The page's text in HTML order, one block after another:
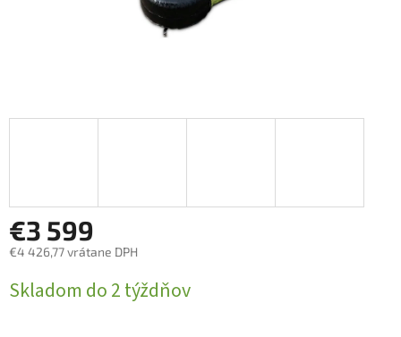
€3 599
€4 426,77 vrátane DPH
cena:
Skladom do 2 týždňov